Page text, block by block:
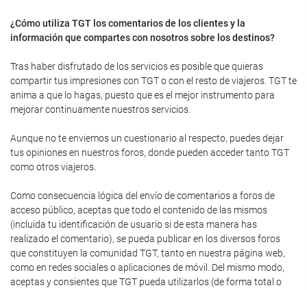
¿Cómo utiliza TGT los comentarios de los clientes y la
información que compartes con nosotros sobre los destinos?
Tras haber disfrutado de los servicios es posible que quieras
compartir tus impresiones con TGT o con el resto de viajeros. TGT te
anima a que lo hagas, puesto que es el mejor instrumento para
mejorar continuamente nuestros servicios.
Aunque no te enviemos un cuestionario al respecto, puedes dejar
tus opiniones en nuestros foros, donde pueden acceder tanto TGT
como otros viajeros.
Como consecuencia lógica del envío de comentarios a foros de
acceso público, aceptas que todo el contenido de las mismos
(incluida tu identificación de usuario si de esta manera has
realizado el comentario), se pueda publicar en los diversos foros
que constituyen la comunidad TGT, tanto en nuestra página web,
como en redes sociales o aplicaciones de móvil. Del mismo modo,
aceptas y consientes que TGT pueda utilizarlos (de forma total o